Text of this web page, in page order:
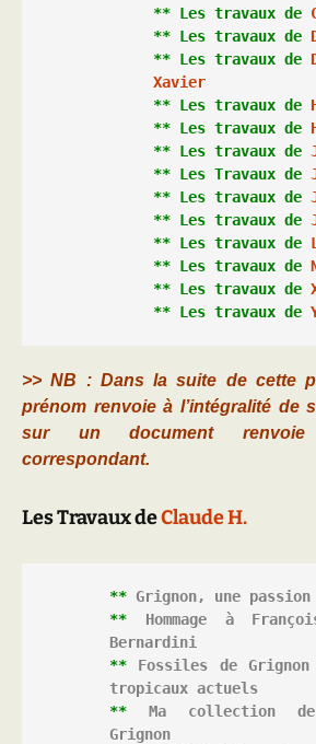
** Les travaux de
** Les travaux de
** Les travaux de
Xavier
** Les travaux de
** Les travaux de
** Les travaux de
** Les Travaux de
** Les travaux de
** Les travaux de
** Les travaux de
** Les travaux de
** Les travaux de
** Les travaux de
>> NB : Dans la suite de cette
prénom renvoie à l’intégralité de
sur un document
correspondant.
Les Travaux deClaude H.
** Grignon, une passion
**
Hommage à
Bernardini
**
Fossiles de
tropicaux actuels
**
Ma collection
Grignon